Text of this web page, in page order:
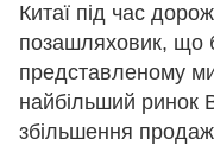
Китаї під час
позашляховик, що
представленому
найбільший ринок
збільшення